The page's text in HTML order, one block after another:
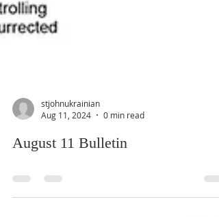
stjohnukrainian
Aug 11, 2024
0 min read
August 11 Bulletin